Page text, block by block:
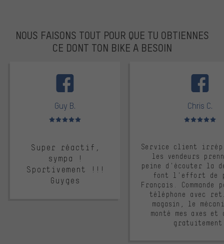
NOUS FAISONS TOUT POUR QUE TU OBTIENNES
CE DONT TON BIKE A BESOIN
Guy B.
Note moyenne : 5 sur 5
Super réactif,
sympa !
Sportivement !!!
Guyges
Chris C.
Note moyenne :
Service client
les vendeurs
peine d'écouter la
font l'effort de
Français. Commande
téléphone avec
magasin, le
monté mes axes et